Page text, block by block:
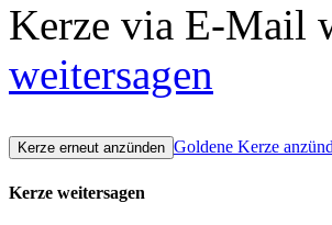
Kerze via E-Mail
weitersagen
Goldene Kerze
Kerze weitersagen